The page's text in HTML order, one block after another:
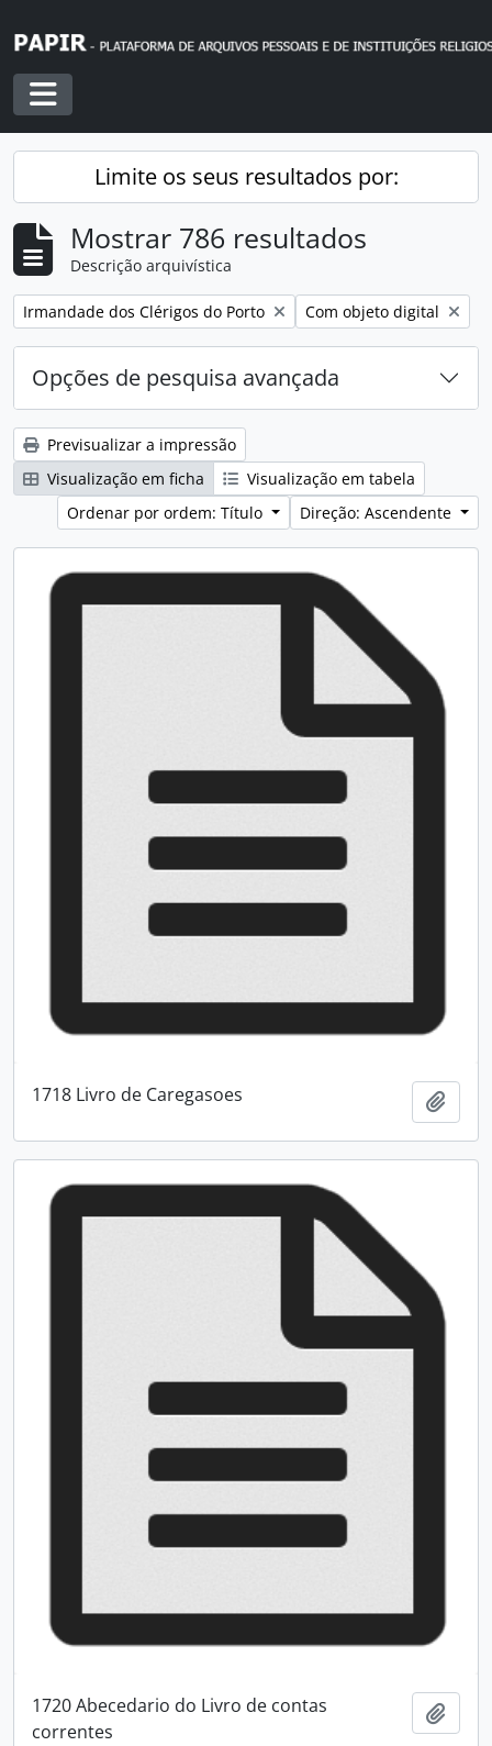
Toggle navigation
Limite os seus resultados por:
Mostrar 786 resultados
Descrição arquivística
Remover filtro:
Irmandade dos Clérigos do Porto Remover filtro:
Com objeto digital
Opções de pesquisa avançada
Previsualizar a impressão
Visualização em ficha
Visualização em tabela
Ordenar por ordem: Título
Direção: Ascendente
1718 Livro de Caregasoes
1720 Abecedario do Livro de contas
correntes